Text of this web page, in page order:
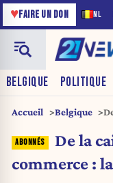
NL
♥FAIRE UN DON
BELGIQUE POLITIQUE
Accueil Belgique
De la
commerce :